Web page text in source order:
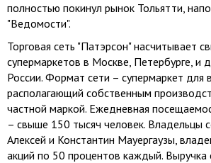
полностью покинул рынок Тольятти,
"Ведомости".
Торговая сеть "Патэрсон" насчитывает
супермаркетов в Москве, Петербурге, и
России. Формат сети – супермаркет для
располагающий собственным
частной маркой. Ежедневная
– свыше 150 тысяч человек. Владельцы
Алексей и Константин Мауергаузы,
акций по 50 процентов каждый. Выручка